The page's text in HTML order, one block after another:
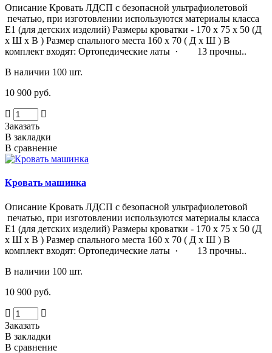
Описание Кровать ЛДСП с безопасной ультрафиолетовой
печатью, при изготовлении используются материалы класса
Е1 (для детских изделий) Размеры кроватки - 170 х 75 х 50 (Д
х Ш х В ) Размер спального места 160 х 70 ( Д х Ш ) В
комплект входят: Ортопедические латы · 13 прочны..
В наличии 100 шт.
10 900 руб.
Заказать
В закладки
В сравнение
Кровать машинка
Описание Кровать ЛДСП с безопасной ультрафиолетовой
печатью, при изготовлении используются материалы класса
Е1 (для детских изделий) Размеры кроватки - 170 х 75 х 50 (Д
х Ш х В ) Размер спального места 160 х 70 ( Д х Ш ) В
комплект входят: Ортопедические латы · 13 прочны..
В наличии 100 шт.
10 900 руб.
Заказать
В закладки
В сравнение